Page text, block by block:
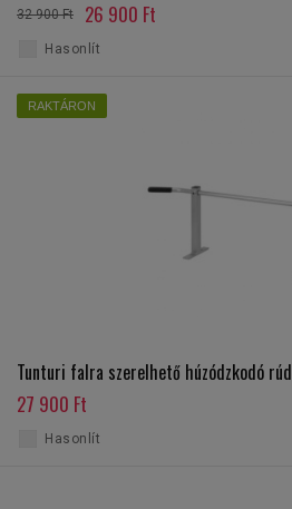
32 900 Ft 26 900 Ft
Hasonlít
RAKTÁRON
Tunturi falra szerelhető húzódzkodó rúd
27 900 Ft
Hasonlít